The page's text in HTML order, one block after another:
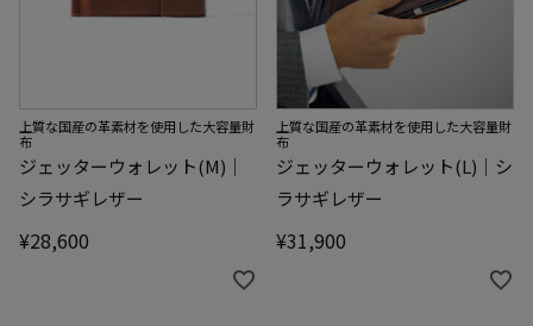
上質な国産の革素材を使用した大容量財
布
ジェッターウォレット(M)｜
シラサギレザー
¥28,600
上質な国産の革素材を使用した大容量財
布
ジェッターウォレット(L)｜シ
ラサギレザー
¥31,900